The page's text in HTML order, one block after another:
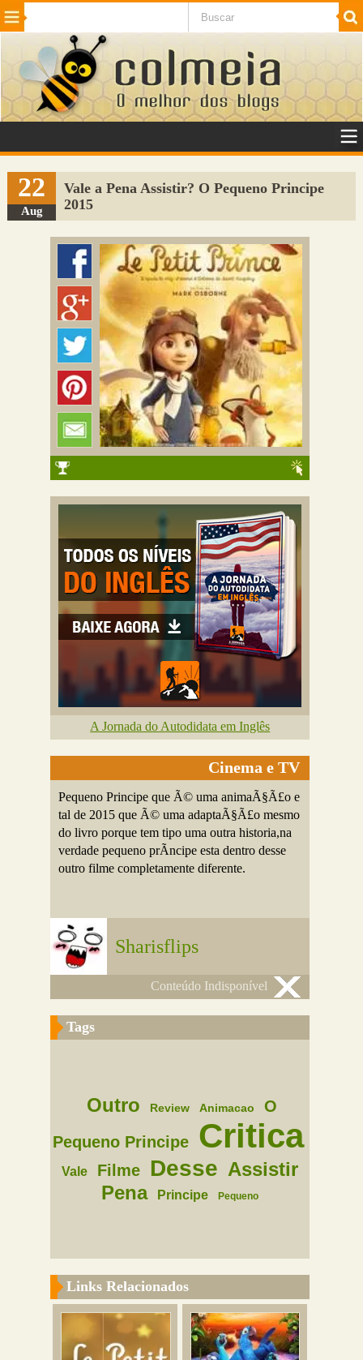
Beleza Cinema e TV
Internet Jogos NotÃ­cias SaÃºde
VeÃ­culos Adulto
Sugerir Link
Adicionar Blog
Colmeia Exchange
Perguntas Frequentes
22
Aug
Vale a Pena Assistir? O Pequeno Principe
2015
A Jornada do Autodidata em Inglês
Cinema e TV
Pequeno Principe que Ã© uma animaÃ§Ã£o e
tal de 2015 que Ã© uma adaptaÃ§Ã£o mesmo
do livro porque tem tipo uma outra historia,na
verdade pequeno prÃ­ncipe esta dentro desse
outro filme completamente diferente.
Sharisflips
Conteúdo Indisponível
Tags
Outro Review Animacao
O
Pequeno Principe Critica
Vale Filme Desse Assistir
Pena
Principe Pequeno
Links Relacionados